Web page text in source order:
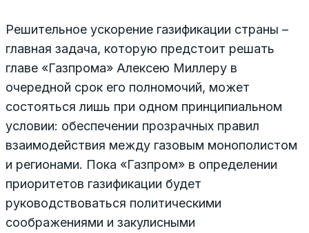
Решительное ускорение газификации страны –
главная задача, которую предстоит решать
главе «Газпрома» Алексею Миллеру в
очередной срок его полномочий, может
состояться лишь при одном принципиальном
условии: обеспечении прозрачных правил
взаимодействия между газовым монополистом
и регионами. Пока «Газпром» в определении
приоритетов газификации будет
руководствоваться политическими
соображениями и закулисными